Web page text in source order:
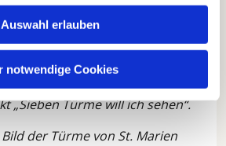
Auswahl erlauben
notwendige Cookies
zeigt einige Werke der
die von Pastor:innen signiert
St. Aegidien, St. Marien
Ein Teil des Verkauferlöses
„Sieben Türme will ich sehen“.
der Türme von St. Marien